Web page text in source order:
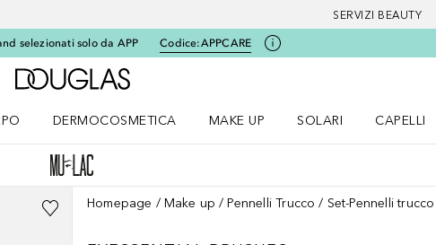
SERVIZI BEAUTY
selezionati solo da APP Codice:APPCARE
A Douglas Home
DERMOCOSMETICA
MAKE UP
SOLARI
CAPELLI
Homepage Make up Pennelli Trucco Set-Pennelli trucco